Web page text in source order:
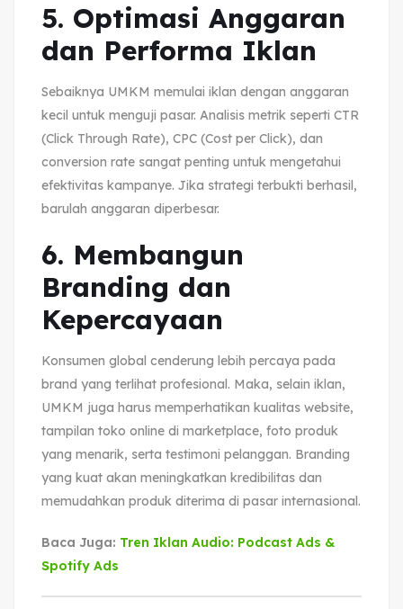
5. Optimasi Anggaran
dan Performa Iklan
Sebaiknya UMKM memulai iklan dengan anggaran
kecil untuk menguji pasar. Analisis metrik seperti CTR
(Click Through Rate), CPC (Cost per Click), dan
conversion rate sangat penting untuk mengetahui
efektivitas kampanye. Jika strategi terbukti berhasil,
barulah anggaran diperbesar.
6. Membangun
Branding dan
Kepercayaan
Konsumen global cenderung lebih percaya pada
brand yang terlihat profesional. Maka, selain iklan,
UMKM juga harus memperhatikan kualitas website,
tampilan toko online di marketplace, foto produk
yang menarik, serta testimoni pelanggan. Branding
yang kuat akan meningkatkan kredibilitas dan
memudahkan produk diterima di pasar internasional.
Baca Juga: Tren Iklan Audio: Podcast Ads &
Spotify Ads